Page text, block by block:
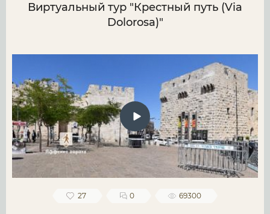
Виртуальный тур "Крестный путь (Via
Dolorosa)"
27 0 69300